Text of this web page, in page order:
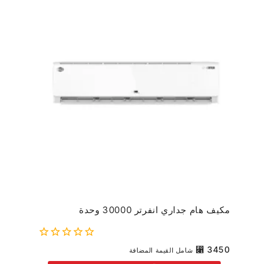
مكيف هام جداري انفرتر 30000 وحدة
⃁ 3450 شامل القيمة المضافة